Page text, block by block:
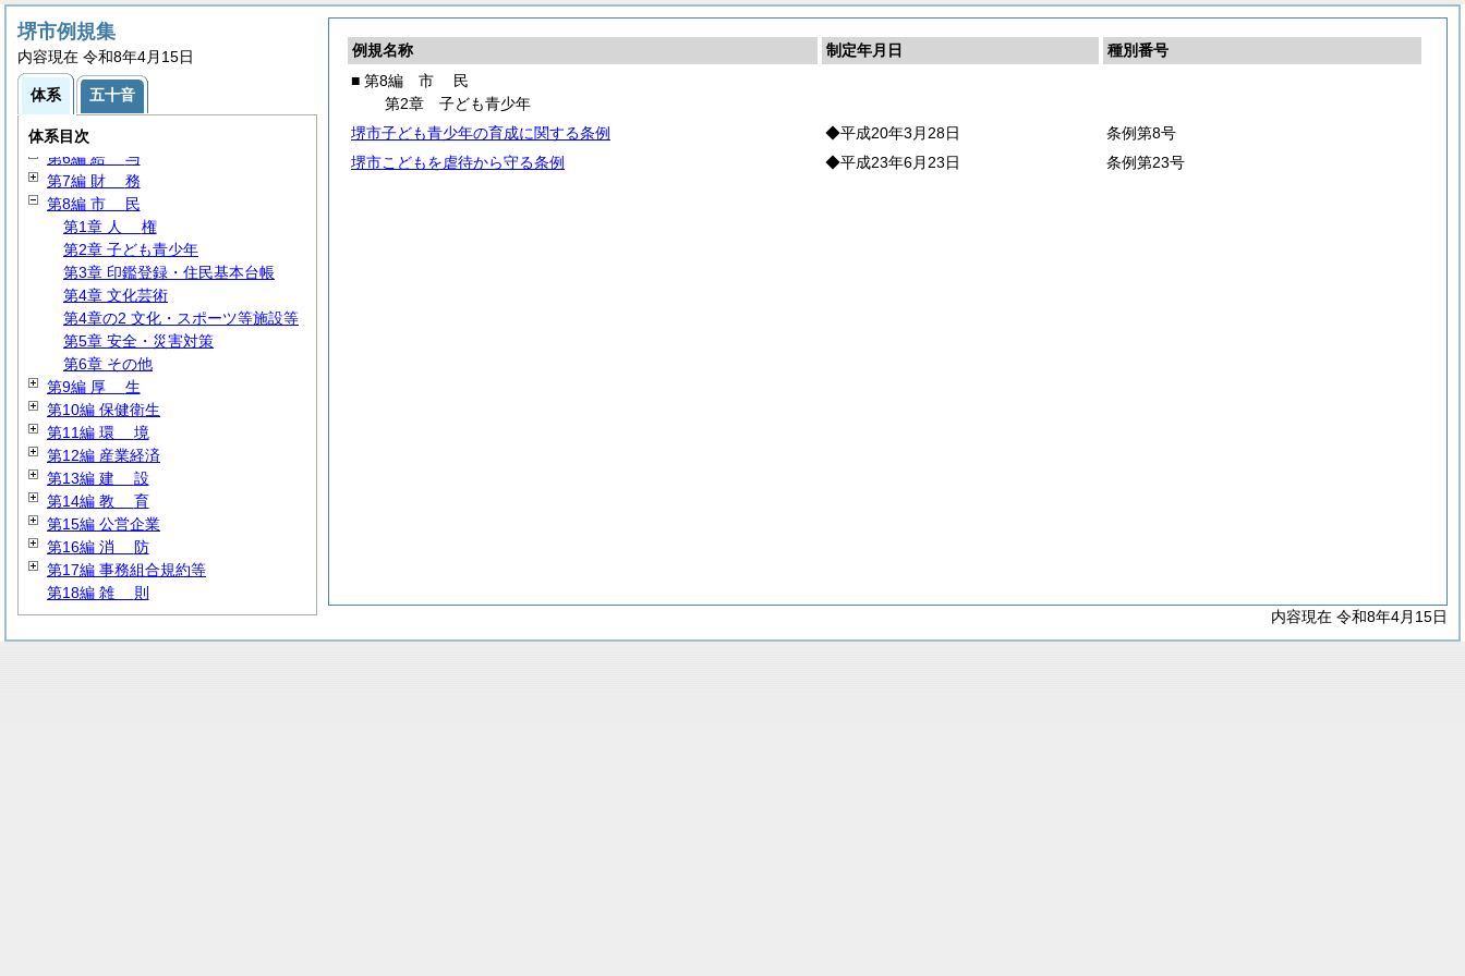
例規名称 制定年月日
種別番号
■ 第8編 市
民
第2章 子ども青少年
堺市子ども青少年の育成に関する条例
◆平成20年3月28日
条例第8号
堺市こどもを虐待から守る条例
◆平成23年6月23日 条例第23号
内容現在 令和8年4月15日
堺市例規集
内容現在 令和8年4月15日
体系 五十音
体系目次
第1編総
第2編議 会
第3編 執行機関
第4編 文書・処務
第5編
第6編 給 与
第7編 財 務
第8編 市
民
第1章 人 権
第2章 子ども青少年
第3章 印鑑登録・住民基本台帳
第4章 文化芸術
第4章の2 文化・スポーツ等施設等
第5章 安全・災害対策
第6章 その他
第9編 厚 生
第10編 保健衛生
第11編 環 境
第12編 産業経済
第13編 建 設
第14編 教 育
第15編 公営企業
第16編 消 防
第17編 事務組合規約等
第18編 雑 則